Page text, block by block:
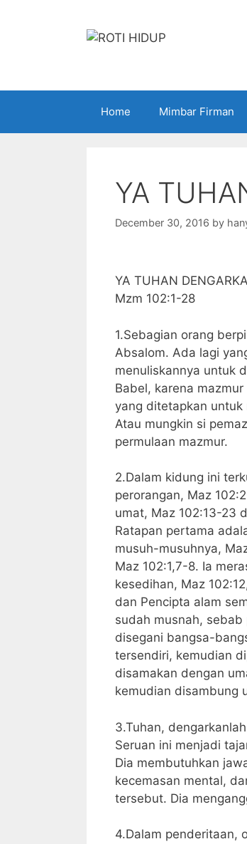
Home Mimbar Firman
YA
December 30, 2016 by
YA TUHAN
Mzm 102:1-28
1.Sebagian orang
Absalom. Ada lagi
menuliskannya untuk
Babel, karena
yang ditetapkan untuk
Atau mungkin si
permulaan mazmur.
2.Dalam kidung ini
perorangan, Maz
umat, Maz 102:13-23
Ratapan pertama
musuh-musuhnya,
Maz 102:1,7-8. Ia
kesedihan, Maz
dan Pencipta alam
sudah musnah, sebab
disegani bangsa-
tersendiri, kemudian
disamakan dengan
kemudian disambung
3.Tuhan,
Seruan ini menjadi
Dia membutuhkan
kecemasan mental,
tersebut. Dia
4.Dalam penderitaan,